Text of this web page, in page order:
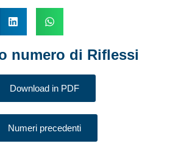
numero di Riflessi
Download in PDF
Numeri precedenti